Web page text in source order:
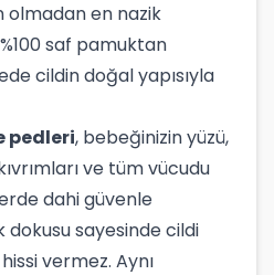
olmadan en nazik
saf pamuktan
cildin doğal yapısıyla
pedleri, bebeğinizin yüzü,
ve tüm vücudu
dahi güvenle
dokusu sayesinde cildi
vermez. Aynı